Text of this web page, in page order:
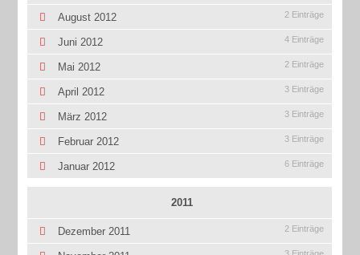
August 2012 2 Einträge
Juni 2012 4 Einträge
Mai 2012 2 Einträge
April 2012 3 Einträge
März 2012 3 Einträge
Februar 2012 3 Einträge
Januar 2012 6 Einträge
2011
Dezember 2011 2 Einträge